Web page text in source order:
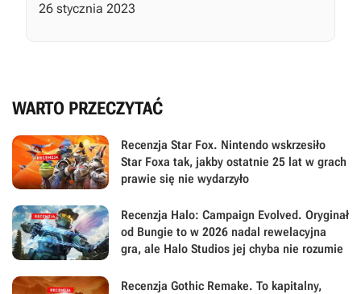
26 stycznia 2023
WARTO PRZECZYTAĆ
Recenzja Star Fox. Nintendo wskrzesiło
Star Foxa tak, jakby ostatnie 25 lat w grach
prawie się nie wydarzyło
Recenzja Halo: Campaign Evolved. Oryginał
od Bungie to w 2026 nadal rewelacyjna
gra, ale Halo Studios jej chyba nie rozumie
Recenzja Gothic Remake. To kapitalny,